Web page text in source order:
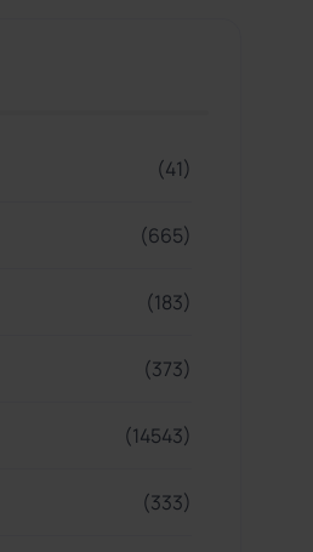
(41)
(665)
(183)
(373)
(14543)
(333)